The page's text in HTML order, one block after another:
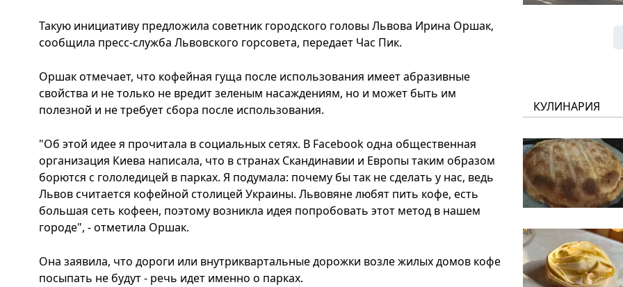
Такую инициативу предложила советник городского головы Львова Ирина Оршак,
сообщила пресс-служба Львовского горсовета, передает Час Пик.
Оршак отмечает, что кофейная гуща после использования имеет абразивные
свойства и не только не вредит зеленым насаждениям, но и может быть им
полезной и не требует сбора после использования.
"Об этой идее я прочитала в социальных сетях. В Facebook одна общественная
организация Киева написала, что в странах Скандинавии и Европы таким образом
борются с гололедицей в парках. Я подумала: почему бы так не сделать у нас, ведь
Львов считается кофейной столицей Украины. Львовяне любят пить кофе, есть
большая сеть кофеен, поэтому возникла идея попробовать этот метод в нашем
городе", - отметила Оршак.
Она заявила, что дороги или внутриквартальные дорожки возле жилых домов кофе
посыпать не будут - речь идет именно о парках.
КУЛИНАРИЯ